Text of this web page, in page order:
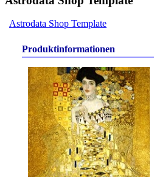
Astrodata Shop Template
Produktinformationen